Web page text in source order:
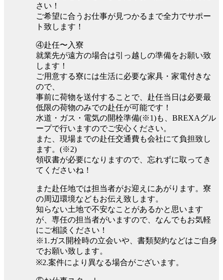
さい！
ご希望に合うお仕事が見つかるまで全力でサポー
ト致します！
④赴任〜入寮
就業先が遠方の場合は引っ越しの準備をお願い致
します！
ご用意する寮には生活に必要な家具・家電付きな
ので、
事前に荷物を送付することで、赴任当日は必要最
低限の荷物のみでの赴任が可能です！
水道・ガス・電気の開栓準備(※1)も、BREXAグル
ープで行いますのでご安心ください。
また、現場までの赴任交通費も会社にて負担致し
ます。(※2)
領収書が必要になりますので、忘れずに取ってき
てくださいね！
また赴任地では担当者がお迎えにあがります。寮
の周辺環境などもお伝え致します。
知らない土地で不安なことがあるかと思います
が、専任の担当者がいますので、なんでもお気軽
にご相談ください！
※1.ガス開栓時の立会いや、書類契約などはご自身
でお願い致します。
※2.案件により異なる場合がございます。